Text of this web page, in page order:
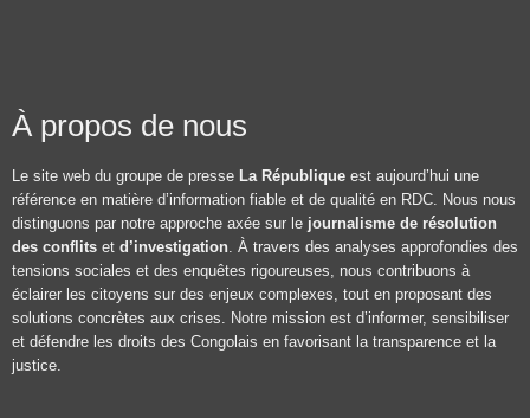
À propos de nous
Le site web du groupe de presse La République est aujourd’hui une
référence en matière d’information fiable et de qualité en RDC. Nous nous
distinguons par notre approche axée sur le journalisme de résolution
des conflits et d’investigation. À travers des analyses approfondies des
tensions sociales et des enquêtes rigoureuses, nous contribuons à
éclairer les citoyens sur des enjeux complexes, tout en proposant des
solutions concrètes aux crises. Notre mission est d’informer, sensibiliser
et défendre les droits des Congolais en favorisant la transparence et la
justice.